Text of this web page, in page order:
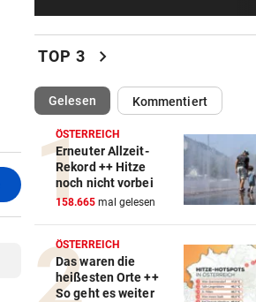
Österreichs Notfallplan
MARTYRIUM IN WIEN
bedroht und missbraucht
DONNERSTAGS-SPECIAL
Erleben Sie den Auftakt der
Champions Tour!
Ungewöhnlich! Warum Rapid
schon um 18 Uhr spielt
DARUNTER RAUCH, OBONYA
TOP 3 chevron_right
Gelesen(ausgewählt)Kommentiert
ÖSTERREICH
Erneuter Allzeit-
Rekord ++ Hitze
noch nicht vorbei
158.665 mal gelesen
ÖSTERREICH
Das waren die
heißesten Orte ++
So geht es weiter